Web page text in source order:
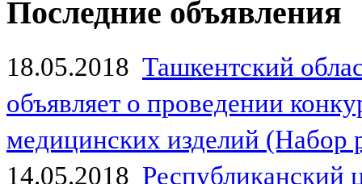
Последние объявления
18.05.2018 Ташкентский
объявляет о проведении
медицинских изделий (Набор
14.05.2018